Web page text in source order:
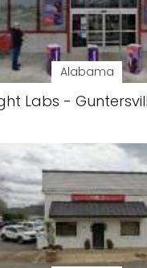
Alabama
Labs -